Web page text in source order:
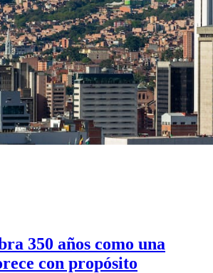
350 años como una
con propósito